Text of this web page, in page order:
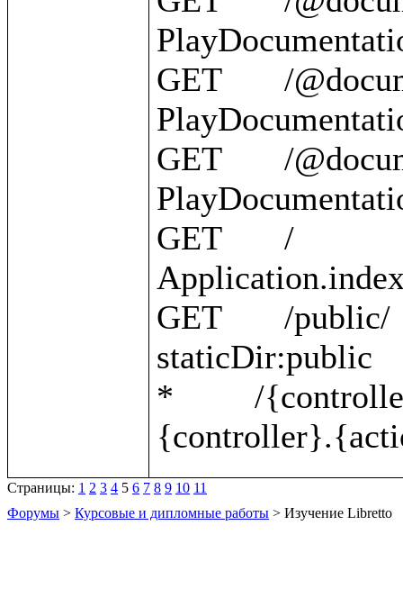
GET       /
GET       /
GET       /
GET       /public/
staticDir:public
*         /
Страницы: 1 2 3 4 5 6 7 8 9 10 11
Форумы > Курсовые и дипломные работы > Изучение Libretto